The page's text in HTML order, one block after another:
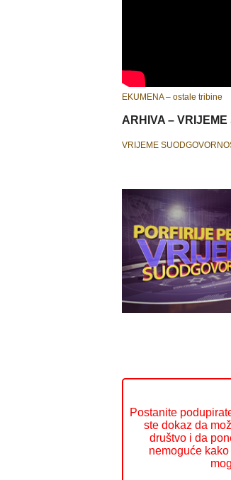
EKUMENA – ostale tribine
ARHIVA – VRIJEME
VRIJEME
Postanite
ste dokaz da
društvo i da
nemoguće